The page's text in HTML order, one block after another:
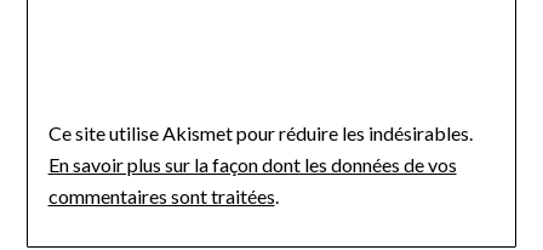
Ce site utilise Akismet pour réduire les indésirables.
En savoir plus sur la façon dont les données de vos
commentaires sont traitées.